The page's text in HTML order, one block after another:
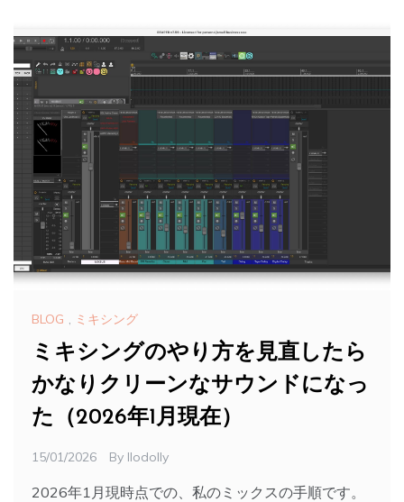
BLOG , ミキシング
ミキシングのやり方を見直したら
かなりクリーンなサウンドになっ
た（2026年1月現在）
15/01/2026 By Ilodolly
2026年1月現時点での、私のミックスの手順です。